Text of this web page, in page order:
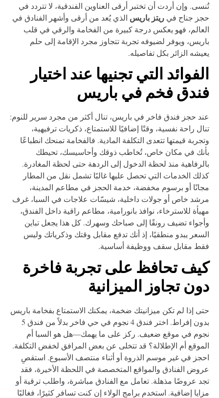
وإن أردت أن تختبر أرقى العناوين الفندقية، لا تتردد في
جناح في ريتز باريسالذي يُعد من أرقى وأشهر الفنادق في
فهو يعكس درجة كبيرة من الفخامة والرقي في قلب
ويوفر لضيوفه تجربة تتجاوز مجرد الإقامة إلى حلم
الزائر بكل تفاصيله.
التي تجنيها عند اختيار
فخم في باريس
حجز فندق فاخر في باريس، تنال أكثر من مجرد سرير للنوم:
راحة نفسية، وقتًا إضافيًا للاستمتاع، ذكريات ترفيهية،
قيمتها تتعدى التكلفة المادية. فالفخامة تمنحك انطباعًا
في مكان خاص، تُخاطب ذوقك وأحاسيسك، تحيطك
منذ لحظة الدخول إلى الردهة حتى لحظة المغادرة.
الخدمات التي تحصل عليها غالبًا تشمل نقل من المطار
أو برسوم مخفضة، خدمة الحجز في مطاعم المدينة،
خاص أو جولات داخلية، شيسّات علاجات في السبا، غرف
للاسترخاء، نوافذ بانورامية، مطاعم راقية داخل الفندق،
تضيف رونقًا إلى صباحك وسهرك. كل هذا يجعل تباين
يبدو منطقيًا، إذ أنك تدفع مقابل وقتك وذكرياتك وليس
مقابل سقف ووظيفة أساسية.
تحافظ على تجربة فاخرة
تجاوز الميزانية
إذا لم تكن ميزانيتك ضخمة، يمكنك الاستمتاع بفخامة باريس
بدون إفراط. اختر فندق 4 نجوم في حي فاخر بدلاً من فندق 5
في موقع ضعيف. ركز على ما يهمك—هل هو السبا أم
أم الإطلالة؟ قد تتخلى عن بعض المرافق لخفض التكلفة.
في غير موسم الذروة أو أثناء منتصف الأسبوع. استقصِ
الفنادق والمواقع المتخصصة في اللحظة الأخيرة، فقد
عروضًا مذهلة. تعامل مع الفنادق مباشرة، واطلب ترقية أو
إضافية. استخدم برامج الولاء إن كنت تسافر كثيرًا، فغالبًا